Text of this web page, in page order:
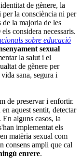
de gènere, la
la consciència ni per
de la majoria de les
els considera necessaris.
sobre educació
sexual
la salut i el
de gènere per
sana, segura i
de preservar i enfortir.
aquest sentit, detectar
alguns casos, la
implementat els
matèria sexual com
consens ampli que cal
enrere.